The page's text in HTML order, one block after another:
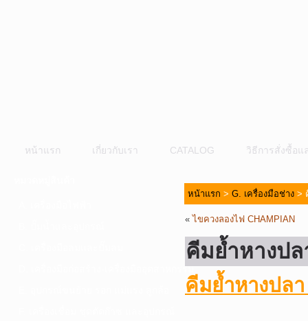
หน้าแรก เกี่ยวกับเรา CATALOG วิธีการสั่งซื้อแ
D. เครื่องมือก่อสร้าง-เครื่องมืออุตสาหกรรม
หน้าแรก > G. เครื่องมือช่าง >
«ไขควงลองไฟ CHAMPIAN
คีมย้ำหางปล
คีมย้ำหางปล